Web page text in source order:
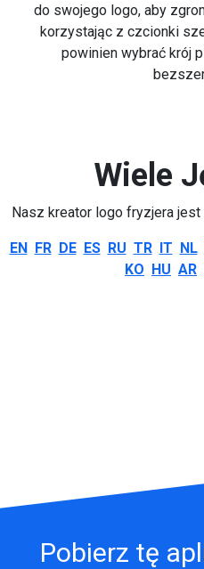
do swojego logo, aby
korzystając z czcionki
powinien wybrać krój
Wiele
Nasz kreator logo fryzjera
EN FR DE ES RU TR IT NL
KO HU AR
Pobierz tę